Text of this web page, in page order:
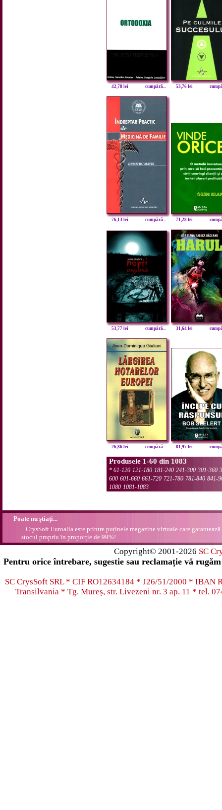
42,78 lei cumpără... 53,76 lei
76,13 lei cumpără... 71,28 lei
53,77 lei cumpără... 31,64 lei
26,86 lei cumpără... 81,97 lei
Produsele 1-60 din 1083
* 61-120 121-180 181-240 241-300 301-360
600 601-660 661-720 721-780 781-840 841-
1080 1081-1083
Poate nu știați...
CrysSoft Euroalia este printre puținele magazine virtuale care
stocul propriu în proporție de 99%!
Copyright© 2001-2026 SC
Pentru orice întrebare, sugestie sau reclamație vă
SC CrysSoft SRL * CIF RO12634184 * J26/51/2000 * IBAN
Transilvania * Tg. Mureș, str. Livezeni nr. 3 ap. 11 * tel.